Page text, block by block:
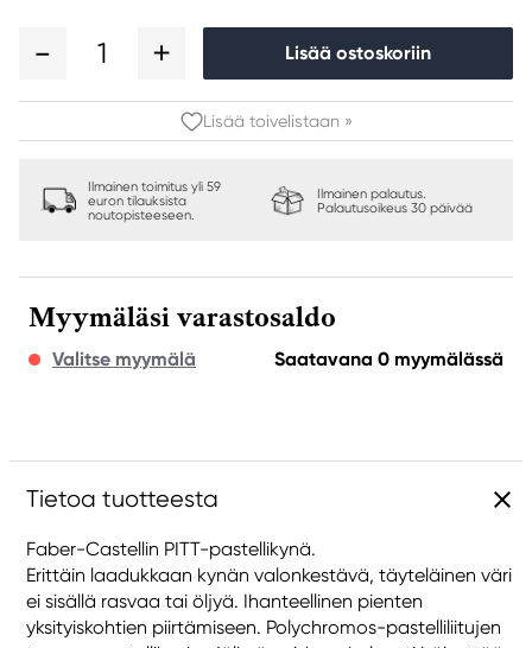
1 Lisää ostoskoriin
Lisää toivelistaan »
Ilmainen toimitus yli 59
euron tilauksista
noutopisteeseen.
Ilmainen palautus.
Palautusoikeus 30 päivää
Myymäläsi varastosaldo
Valitse myymälä Saatavana 0 myymälässä
Tietoa tuotteesta
Faber-Castellin PITT-pastellikynä.
Erittäin laadukkaan kynän valonkestävä, täyteläinen väri
ei sisällä rasvaa tai öljyä. Ihanteellinen pienten
yksityiskohtien piirtämiseen. Polychromos-pastelliliitujen